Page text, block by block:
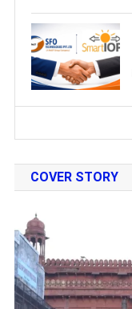
COVER STORY